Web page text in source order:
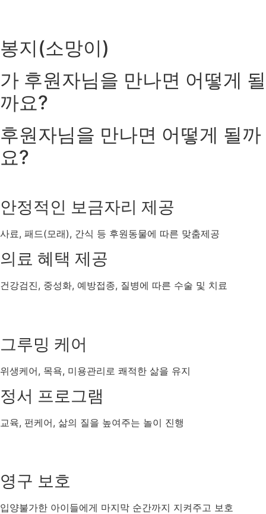
봉지(소망이)
가 후원자님을 만나면 어떻게 될
까요?
후원자님을 만나면 어떻게 될까
요?
안정적인 보금자리 제공
사료, 패드(모래), 간식 등 후원동물에 따른 맞춤제공
의료 혜택 제공
건강검진, 중성화, 예방접종, 질병에 따른 수술 및 치료
그루밍 케어
위생케어, 목욕, 미용관리로 쾌적한 삶을 유지
정서 프로그램
교육, 펀케어, 삶의 질을 높여주는 놀이 진행
영구 보호
입양불가한 아이들에게 마지막 순간까지 지켜주고 보호